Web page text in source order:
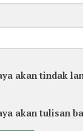
akan tindak
akan tulisan